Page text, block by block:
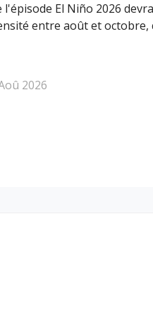
l'épisode El Niño 2026
entre août et octobre,
2026